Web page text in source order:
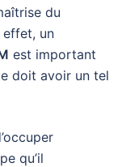
du
effet, un
est important
doit avoir un tel
qu’il